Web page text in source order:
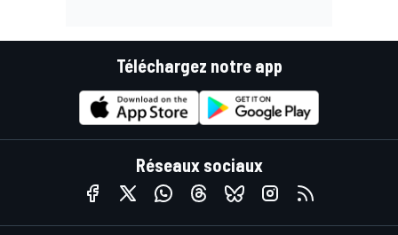
Téléchargez notre app
Réseaux sociaux